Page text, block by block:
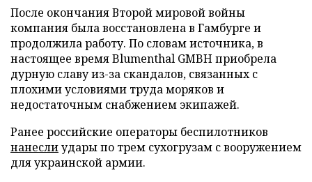
После окончания Второй мировой войны
компания была восстановлена в Гамбурге и
продолжила работу. По словам источника, в
настоящее время Blumenthal GMBH приобрела
дурную славу из-за скандалов, связанных с
плохими условиями труда моряков и
недостаточным снабжением экипажей.
Ранее российские операторы беспилотников
нанеслиудары по трем сухогрузам с вооружением
для украинской армии.